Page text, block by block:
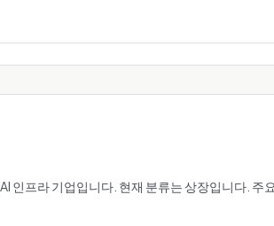
인프라 기업입니다. 현재 분류는 상장입니다.